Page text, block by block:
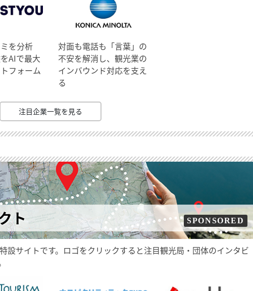
を分析
AIで最大
フォーム
対面も電話も「言葉」の
不安を解消し、観光業の
インバウンド対応を支え
る
注目企業一覧を見る
ト SPONSORED
設サイトです。ロゴをクリックすると注目観光局・団体のインタビ